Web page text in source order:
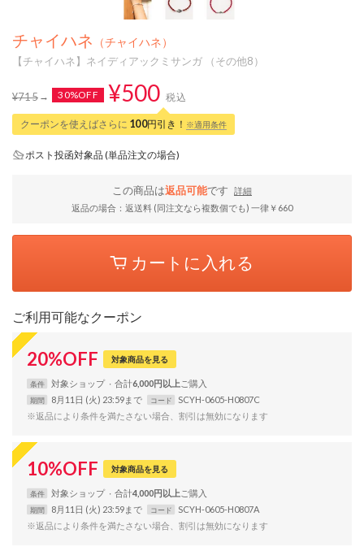
チャイハネ （チャイハネ）
【チャイハネ】ネイディアックミサンガ （その他8）
¥715 30%OFF ¥500 税込
クーポンを使えばさらに 100円引き！ ※適用条件
ポスト投函対象品 (単品注文の場合)
この商品は返品可能です
詳細
返品の場合：返送料 (同注文なら複数個でも) 一律￥660
カートに入れる
ご利用可能なクーポン
20%OFF 対象商品を見る
条件 対象ショップ 合計6,000円以上
期間 8月11日 (火) 23:59まで コード
SCYH-0605-H0807C
※返品により条件を満たさない場合、割引は無効になります
10%OFF 対象商品を見る
条件 対象ショップ 合計4,000円以上
期間 8月11日 (火) 23:59まで コード
SCYH-0605-H0807A
※返品により条件を満たさない場合、割引は無効になります